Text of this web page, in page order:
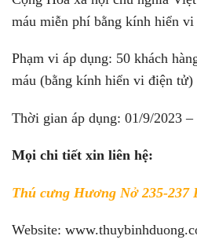
máu miễn phí bằng kính hiển
Phạm vi áp dụng: 50 khách
máu (bằng kính hiển vi điện tử)
Thời gian áp dụng: 01/9/2023 –
Mọi chi tiết xin liên hệ:
Thú cưng Hương Nở 235-
Website: